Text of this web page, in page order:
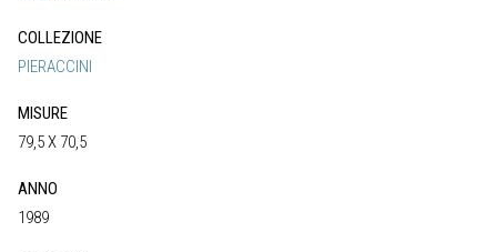
COLLEZIONE
PIERACCINI
MISURE
79,5 X 70,5
ANNO
1989